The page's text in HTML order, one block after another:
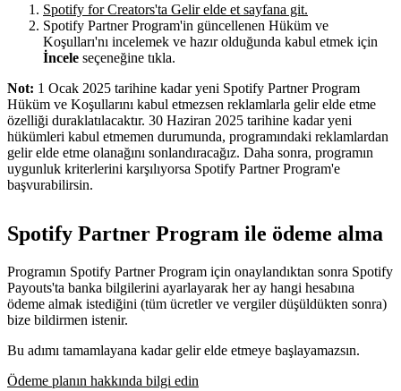
Spotify for Creators'ta Gelir elde et sayfana git.
Spotify Partner Program'in güncellenen Hüküm ve
Koşulları'nı incelemek ve hazır olduğunda kabul etmek için
İncele seçeneğine tıkla.
Not: 1 Ocak 2025 tarihine kadar yeni Spotify Partner Program
Hüküm ve Koşullarını kabul etmezsen reklamlarla gelir elde etme
özelliği duraklatılacaktır. 30 Haziran 2025 tarihine kadar yeni
hükümleri kabul etmemen durumunda, programındaki reklamlardan
gelir elde etme olanağını sonlandıracağız. Daha sonra, programın
uygunluk kriterlerini karşılıyorsa Spotify Partner Program'e
başvurabilirsin.
Spotify Partner Program ile ödeme alma
Programın Spotify Partner Program için onaylandıktan sonra Spotify
Payouts'ta banka bilgilerini ayarlayarak her ay hangi hesabına
ödeme almak istediğini (tüm ücretler ve vergiler düşüldükten sonra)
bize bildirmen istenir.
Bu adımı tamamlayana kadar gelir elde etmeye başlayamazsın.
Ödeme planın hakkında bilgi edin